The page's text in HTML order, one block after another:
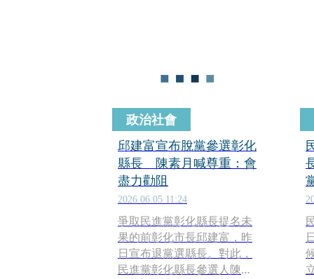
政治社會
邱建富宣布脫黨參選彰化
縣長 陳素月喊尊重：會
盡力勸阻
2026.06.05 11:24
爭取民進黨彰化縣長提名未
果的前彰化市長邱建富，昨
日宣布退黨選縣長。對此，
民進黨彰化縣長參選人陳素